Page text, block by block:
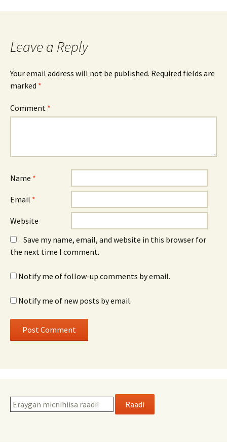
Leave a Reply
Your email address will not be published. Required fields are
marked *
Comment *
Name *
Email *
Website
Save my name, email, and website in this browser for
the next time I comment.
Notify me of follow-up comments by email.
Notify me of new posts by email.
Raadi